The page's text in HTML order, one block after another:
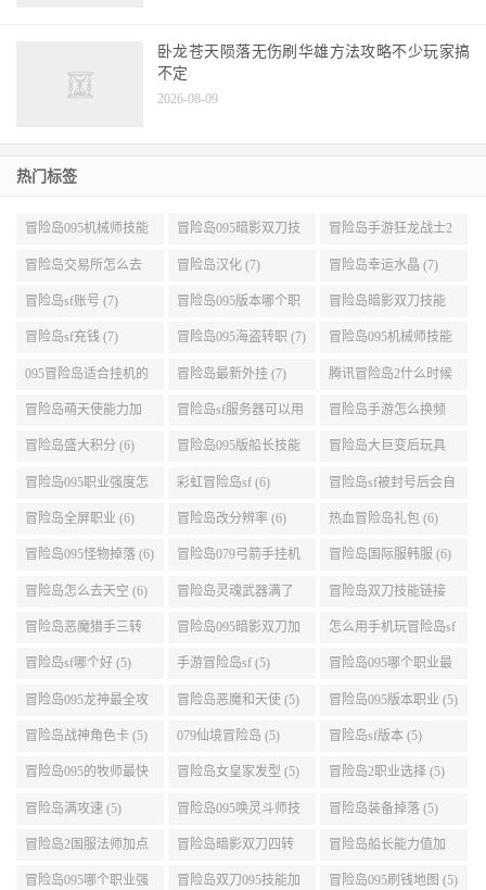
卧龙苍天陨落无伤刷华雄方法攻略不少玩家搞
不定
2026-08-09
热门标签
冒险岛095机械师技能
展示 (9)
冒险岛095暗影双刀技
能加点 (9)
冒险岛手游狂龙战士2
转 (9)
冒险岛交易所怎么去
(8)
冒险岛汉化 (7) 冒险岛幸运水晶 (7)
冒险岛sf账号 (7) 冒险岛095版本哪个职
业段数高些 (7)
冒险岛暗影双刀技能
加点095版本 (7)
冒险岛sf充钱 (7) 冒险岛095海盗转职 (7) 冒险岛095机械师技能
演示 (7)
095冒险岛适合挂机的
地图 (7)
冒险岛最新外挂 (7) 腾讯冒险岛2什么时候
公测 (7)
冒险岛萌天使能力加
点 (6)
冒险岛sf服务器可以用
自己电脑 (6)
冒险岛手游怎么换频
道 (6)
冒险岛盛大积分 (6) 冒险岛095版船长技能
介绍 (6)
冒险岛大巨变后玩具
城组队任务 (6)
冒险岛095职业强度怎
么选 (6)
彩虹冒险岛sf (6) 冒险岛sf被封号后会自
动关闭电脑 (6)
冒险岛全屏职业 (6) 冒险岛改分辨率 (6) 热血冒险岛礼包 (6)
冒险岛095怪物掉落 (6) 冒险岛079弓箭手挂机
升级的地方 (6)
冒险岛国际服韩服 (6)
冒险岛怎么去天空 (6) 冒险岛灵魂武器满了
(6)
冒险岛双刀技能链接
(5)
冒险岛恶魔猎手三转
技能加点顺序 (5)
冒险岛095暗影双刀加
点 (5)
怎么用手机玩冒险岛sf
(5)
冒险岛sf哪个好 (5) 手游冒险岛sf (5) 冒险岛095哪个职业最
好 (5)
冒险岛095龙神最全攻
略 (5)
冒险岛恶魔和天使 (5) 冒险岛095版本职业 (5)
冒险岛战神角色卡 (5) 079仙境冒险岛 (5) 冒险岛sf版本 (5)
冒险岛095的牧师最快
升级路线 (5)
冒险岛女皇家发型 (5) 冒险岛2职业选择 (5)
冒险岛满攻速 (5) 冒险岛095唤灵斗师技
能介绍 (5)
冒险岛装备掉落 (5)
冒险岛2国服法师加点
(5)
冒险岛暗影双刀四转
任务 (5)
冒险岛船长能力值加
点 (5)
冒险岛095哪个职业强 冒险岛双刀095技能加 冒险岛095刷钱地图 (5)